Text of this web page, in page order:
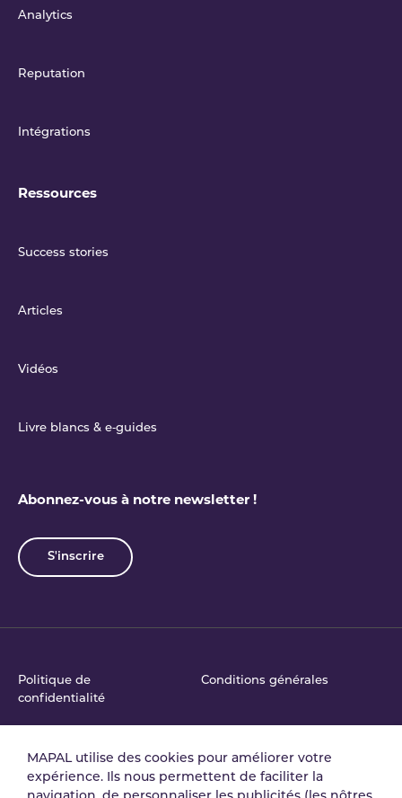
Analytics
Reputation
Intégrations
Ressources
Success stories
Articles
Vidéos
Livre blancs & e‑guides
Abonnez-vous à notre newsletter !
S'inscrire
Politique de
confidentialité
Conditions générales
Accord de traitement
des données
Politique de Sécurité de
l'Information
MAPAL utilise des cookies pour améliorer votre
expérience. Ils nous permettent de faciliter la